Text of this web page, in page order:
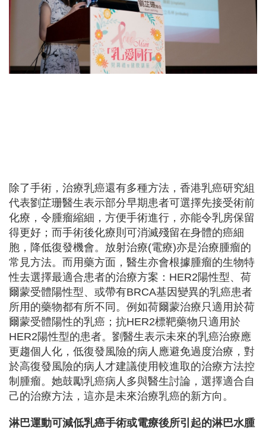
除了手術，治療乳癌還有多種方法，香港乳癌研究組
代表劉芷珊醫生表示部分早期患者可選擇先接受術前
化療，令腫瘤縮細，方便手術進行，亦能令乳房保留
得更好；而手術後化療則可消滅殘留在身體的癌細
胞，降低復發機會。放射治療(電療)亦是治療腫瘤的
常見方法。而用藥方面，醫生亦會根據腫瘤的生物特
性去選擇最適合患者的治療方案：HER2陽性型、荷
爾蒙受體陽性型、或帶有BRCA基因變異的乳癌患者
所用的藥物都有所不同。例如荷爾蒙治療只適用於荷
爾蒙受體陽性的乳癌；抗HER2標靶藥物只適用於
HER2陽性型的患者。劉醫生表示未來的乳癌治療應
更趨個人化，低復發風險的病人應避免過度治療，對
於高復發風險的病人才建議使用較進取的治療方法控
制腫瘤。她鼓勵乳癌病人多與醫生討論，選擇適合自
己的治療方法，這亦是未來治療乳癌的新方向。
淋巴運動可減低乳癌手術或電療後所引起的淋巴水腫